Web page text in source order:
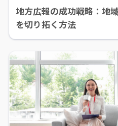
地方広報の成功戦略：地
を切り拓く方法